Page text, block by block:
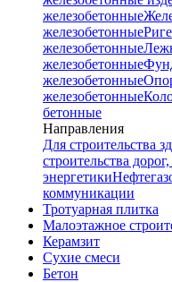
железобетонные
железобетонные
железобетонные
железобетонные
железобетонные
железобетонные
бетонные
Направления
Для строительства
строительства
энергетики
коммуникации
Тротуарная плитка
Малоэтажное
Керамзит
Сухие смеси
Бетон